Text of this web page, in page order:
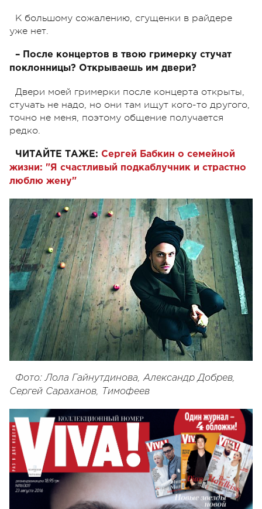
К большому сожалению, сгущенки в райдере
уже нет.
– После концертов в твою гримерку стучат
поклонницы? Открываешь им двери?
Двери моей гримерки после концерта открыты,
стучать не надо, но они там ищут кого-то другого,
точно не меня, поэтому общение получается
редко.
ЧИТАЙТЕ ТАЖЕ: Сергей Бабкин о семейной
жизни: "Я счастливый подкаблучник и страстно
люблю жену"
Фото: Лола Гайнутдинова, Александр Добрев,
Сергей Сараханов, Тимофеев